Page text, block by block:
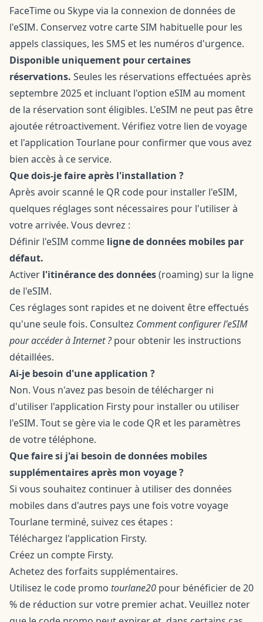
FaceTime ou Skype via la connexion de données de
l'eSIM. Conservez votre carte SIM habituelle pour les
appels classiques, les SMS et les numéros d'urgence.
Disponible uniquement pour certaines
réservations. Seules les réservations effectuées après
septembre 2025 et incluant l'option eSIM au moment
de la réservation sont éligibles. L'eSIM ne peut pas être
ajoutée rétroactivement. Vérifiez votre lien de voyage
et l'application Tourlane pour confirmer que vous avez
bien accès à ce service.
Que dois-je faire après l'installation ?
Après avoir scanné le QR code pour installer l'eSIM,
quelques réglages sont nécessaires pour l'utiliser à
votre arrivée. Vous devrez :
Définir l'eSIM comme ligne de données mobiles par
défaut.
Activer l'itinérance des données(roaming) sur la ligne
de l'eSIM.
Ces réglages sont rapides et ne doivent être effectués
qu'une seule fois. Consultez Comment configurer l'eSIM
pour accéder à Internet ? pour obtenir les instructions
détaillées.
Ai-je besoin d'une application ?
Non. Vous n'avez pas besoin de télécharger ni
d'utiliser l'application Firsty pour installer ou utiliser
l'eSIM. Tout se gère via le code QR et les paramètres
de votre téléphone.
Que faire si j'ai besoin de données mobiles
supplémentaires après mon voyage ?
Si vous souhaitez continuer à utiliser des données
mobiles dans d'autres pays une fois votre voyage
Tourlane terminé, suivez ces étapes :
Téléchargez l'application Firsty.
Créez un compte Firsty.
Achetez des forfaits supplémentaires.
Utilisez le code promo tourlane20 pour bénéficier de 20
% de réduction sur votre premier achat. Veuillez noter